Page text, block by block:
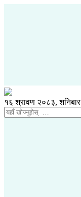
१६ श्रावण २०८३, शनिबार